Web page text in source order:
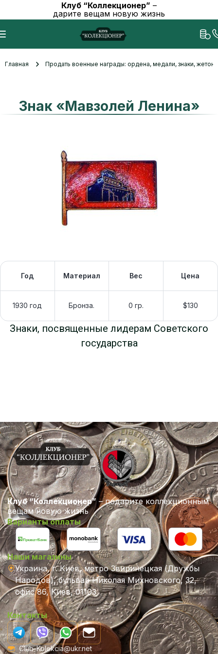
Клуб “Коллекционер” –
дарите вещам новую жизнь
Главная Продать военные награды: ордена, медали, знаки,
Знак «Мавзолей Ленина»
Год Материал Вес Цена
1930 год Бронза. 0 гр. $130
Знаки, посвященные лидерам Советского
государства
Клуб “Коллекционер” – подарите коллекционным
вещам новую жизнь
Варианты оплаты
Наши магазины
Украина, г. Киев, метро Звиринецкая (Дружбы
Народов), бульвар Николая Михновского, 32,
офис 86, Киев, 01103
Контакты
Club-Kolekcia@ukr.net